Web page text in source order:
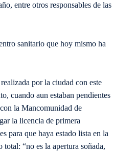
entre otros responsables de las
sanitario que hoy mismo ha
por la ciudad con este
cuando aun estaban pendientes
la Mancomunidad de
la licencia de primera
para que haya estado lista en la
“no es la apertura soñada,